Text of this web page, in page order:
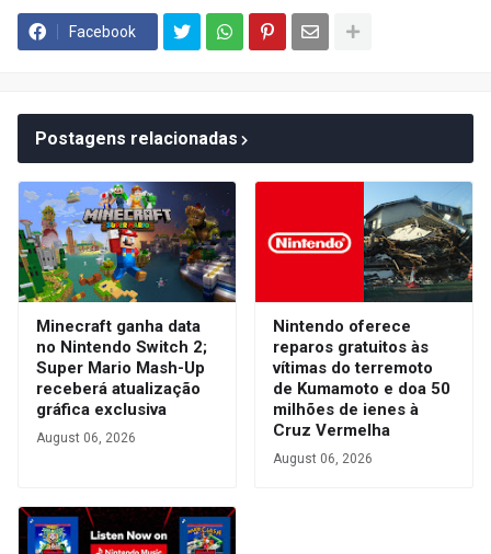
Facebook
Postagens relacionadas
Minecraft ganha data
no Nintendo Switch 2;
Super Mario Mash-Up
receberá atualização
gráfica exclusiva
August 06, 2026
Nintendo oferece
reparos gratuitos às
vítimas do terremoto
de Kumamoto e doa 50
milhões de ienes à
Cruz Vermelha
August 06, 2026